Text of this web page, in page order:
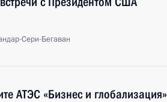
Сери-Бегаван
АТЭС «Бизнес и глобализация»